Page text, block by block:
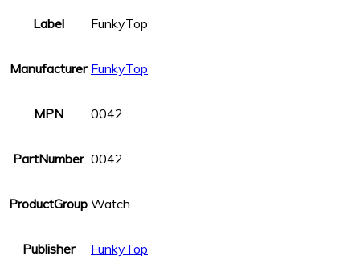
Label FunkyTop
Manufacturer FunkyTop
MPN 0042
PartNumber 0042
ProductGroup Watch
Publisher FunkyTop